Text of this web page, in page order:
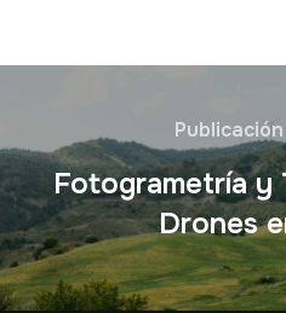
Fotogrametría y
Drones